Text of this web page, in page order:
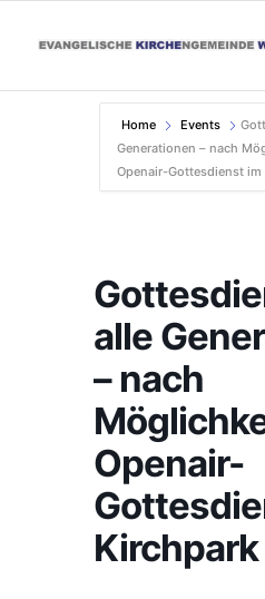
Home Events
Generationen – nach
Openair-Gottesdienst im
alle
– nach
Openair-
Kirchpark